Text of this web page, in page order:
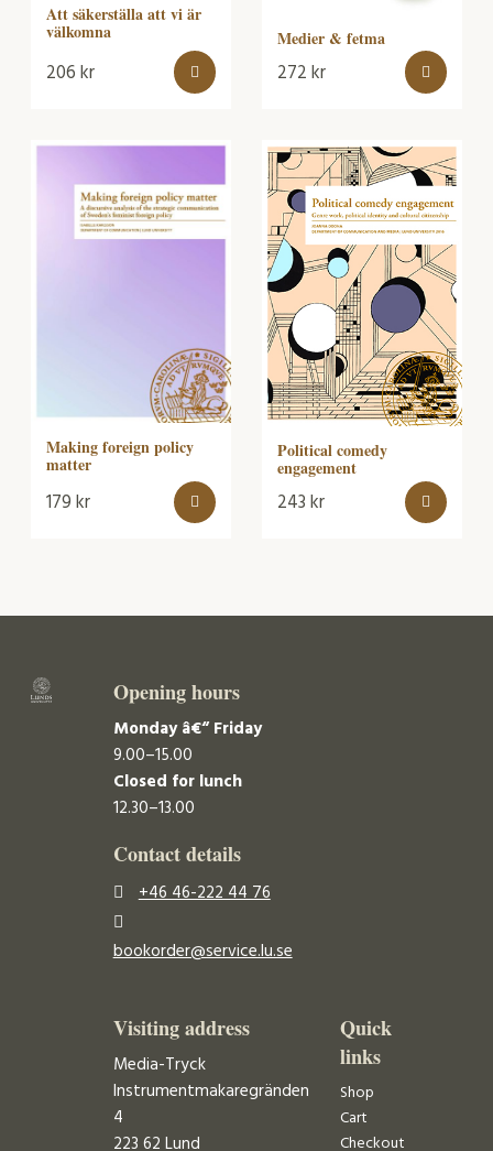
Att säkerställa att vi är
välkomna
206kr
Medier & fetma
272kr
Making foreign policy
matter
179kr
Political comedy
engagement
243kr
Opening hours
Monday â€“ Friday
9.00–15.00
Closed for lunch
12.30–13.00
Contact details
+46 46-222 44 76
bookorder@service.lu.se
Visiting address
Media-Tryck
Instrumentmakaregränden
4
223 62 Lund
Quick
links
Shop
Cart
Checkout